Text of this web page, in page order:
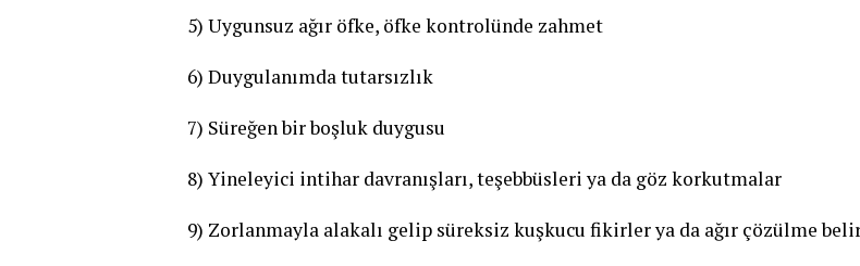
5) Uygunsuz ağır öfke, öfke kontrolünde zahmet
6) Duygulanımda tutarsızlık
7) Süreğen bir boşluk duygusu
8) Yineleyici intihar davranışları, teşebbüsleri ya da göz korkutmalar
9) Zorlanmayla alakalı gelip süreksiz kuşkucu fikirler ya da ağır çözülme